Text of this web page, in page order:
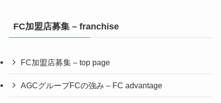
FC加盟店募集 – franchise
FC加盟店募集 – top page
AGCグループFCの強み – FC advantage